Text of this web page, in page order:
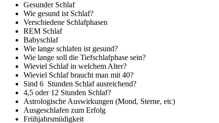
Gesunder Schlaf
Wie gesund ist Schlaf?
Verschiedene Schlafphasen
REM Schlaf
Babyschlaf
Wie lange schlafen ist gesund?
Wie lange soll die Tiefschlafphase sein?
Wieviel Schlaf in welchem Alter?
Wieviel Schlaf braucht man mit 40?
Sind 6 Stunden Schlaf ausreichend?
4,5 oder 12 Stunden Schlaf?
Astrologische Auswirkungen (Mond, Sterne, etc)
Ausgeschlafen zum Erfolg
Frühjahrsmüdigkeit